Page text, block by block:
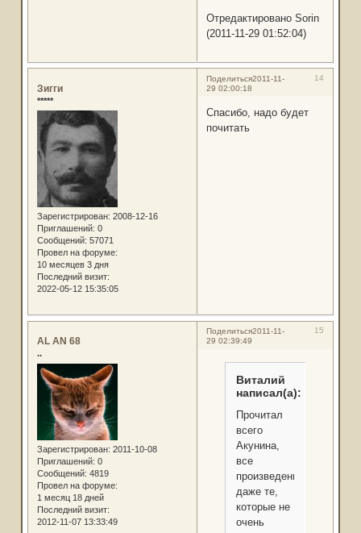
Отредактировано Sorin
(2011-11-29 01:52:04)
Поделиться 14
2011-11-
29 02:00:18
Зигги
*****
Зарегистрирован: 2008-12-16
Приглашений: 0
Сообщений: 57071
Провел на форуме:
10 месяцев 3 дня
Последний визит:
2022-05-12 15:35:05
Спасибо, надо будет
почитать
Поделиться 15
2011-11-
29 02:39:49
AL AN 68
..
Зарегистрирован: 2011-10-08
Приглашений: 0
Сообщений: 4819
Провел на форуме:
1 месяц 18 дней
Последний визит:
2012-11-07 13:33:49
Виталий
написал(а):
Прочитал
всего
Акунина,
все
произведения,
даже те,
которые не
очень